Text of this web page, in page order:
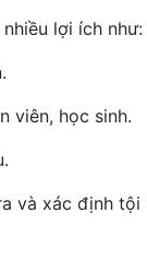
lợi ích như:
viên, học sinh.
và xác định tội